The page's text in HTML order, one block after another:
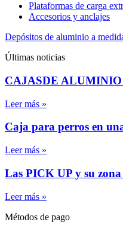
Plataformas de carga
Accesorios y anclajes
Depósitos de aluminio a
Últimas noticias
CAJASDE
Leer más »
Caja para perros en
Leer más »
Las PICK UP y su zona
Leer más »
Métodos de pago